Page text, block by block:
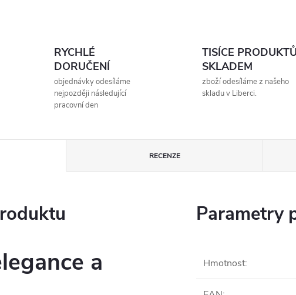
RYCHLÉ
DORUČENÍ
objednávky odesíláme
nejpozději následující
pracovní den
TISÍCE
SKLADEM
zboží odesíláme z našeho
skladu v Liberci.
RECENZE
a
Parametry
Hmotnost: